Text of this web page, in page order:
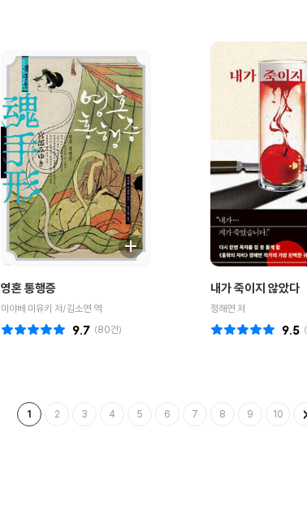
영혼 통행증
미야베 미유키 저/김소연 역
(80건)
9.7
내가 죽이지 않았다
정해연 저
(
9.5
1 2 3 4 5 6 7 8 9 10